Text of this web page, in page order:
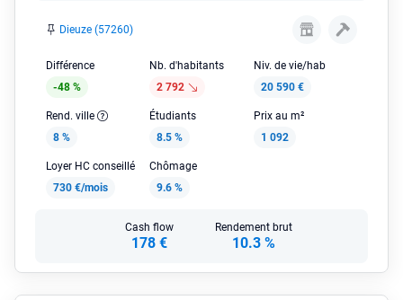
Dieuze (57260)
Différence
-48 %
Nb. d'habitants
2 792
Niv. de vie/hab
20 590 €
Rend. ville
8 %
Étudiants
8.5 %
Prix au m²
1 092
Loyer HC conseillé
730 €/mois
Chômage
9.6 %
Cash flow
178 €
Rendement brut
10.3 %